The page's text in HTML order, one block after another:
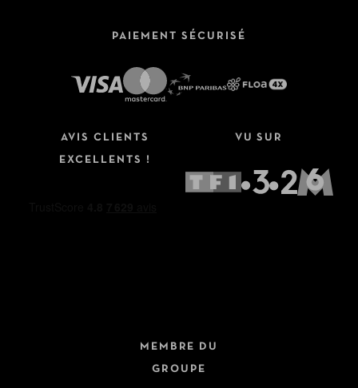
PAIEMENT SÉCURISÉ
AVIS CLIENTS
EXCELLENTS !
VU SUR
MEMBRE DU
GROUPE